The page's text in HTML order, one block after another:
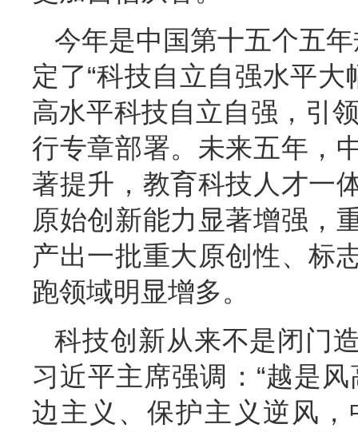
今年是中国第十五个五
定了“科技自立自强水平大
高水平科技自立自强，引
行专章部署。未来五年，
著提升，教育科技人才一
原始创新能力显著增强，
产出一批重大原创性、标
跑领域明显增多。
科技创新从来不是闭门
习近平主席强调：“越是
边主义、保护主义逆风